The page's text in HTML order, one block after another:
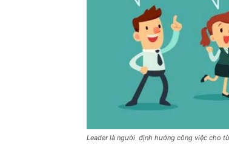
Leader là người định hướng công việc cho